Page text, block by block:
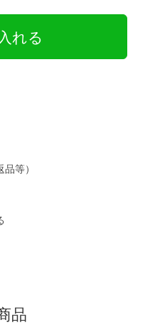
等）
品